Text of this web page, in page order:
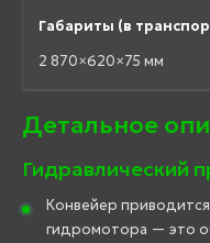
Габариты (в
2 870×620×75 мм
Детальное
Гидравлический
Конвейер
гидромотора — это